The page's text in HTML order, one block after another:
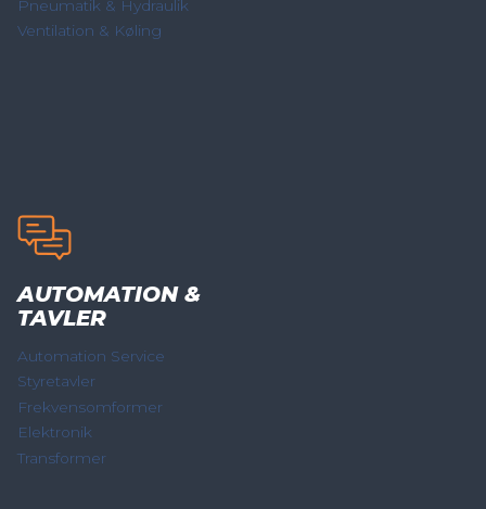
Pneumatik & Hydraulik
Ventilation & Køling
AUTOMATION &
TAVLER
Automation Service
Styretavler
Frekvensomformer
Elektronik
Transformer